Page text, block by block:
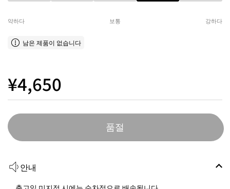
약하다 보통 강하다
남은 제품이 없습니다
¥4,650
품절
안내